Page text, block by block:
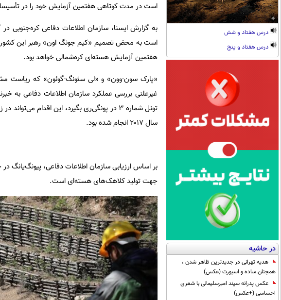
درس هفتاد و شش
درس هفتاد و پنج
در حاشیه
هدیه تهرانی در جدیدترین ظاهر شدن ،
همچنان ساده و اسپورت (عکس)
عکس پدرانه سپند امیرسلیمانی با شعری
احساسی (+عکس)
است در مدت کوتاهی هفتمین آزمایش خود را در
به گزارش ایسنا، سازمان اطلاعات دفاعی کره‌جنوبی
است به محض تصمیم «کیم جونگ اون» رهبر این
هفتمین آزمایش هسته‌ای کره‌شمالی خواهد بود.
«پارک سون-وون» و «لی سئونگ-گوئون» که ریاست
غیرعلنی بررسی عملکرد سازمان اطلاعات دفاعی به
تونل شماره ۳ در پونگی‌ری بگیرد، این اقدام
سال ۲۰۱۷ انجام شده بود.
بر اساس ارزیابی سازمان اطلاعات دفاعی، پیونگ‌یانگ
جهت تولید کلاهک‌های هسته‌ای است.